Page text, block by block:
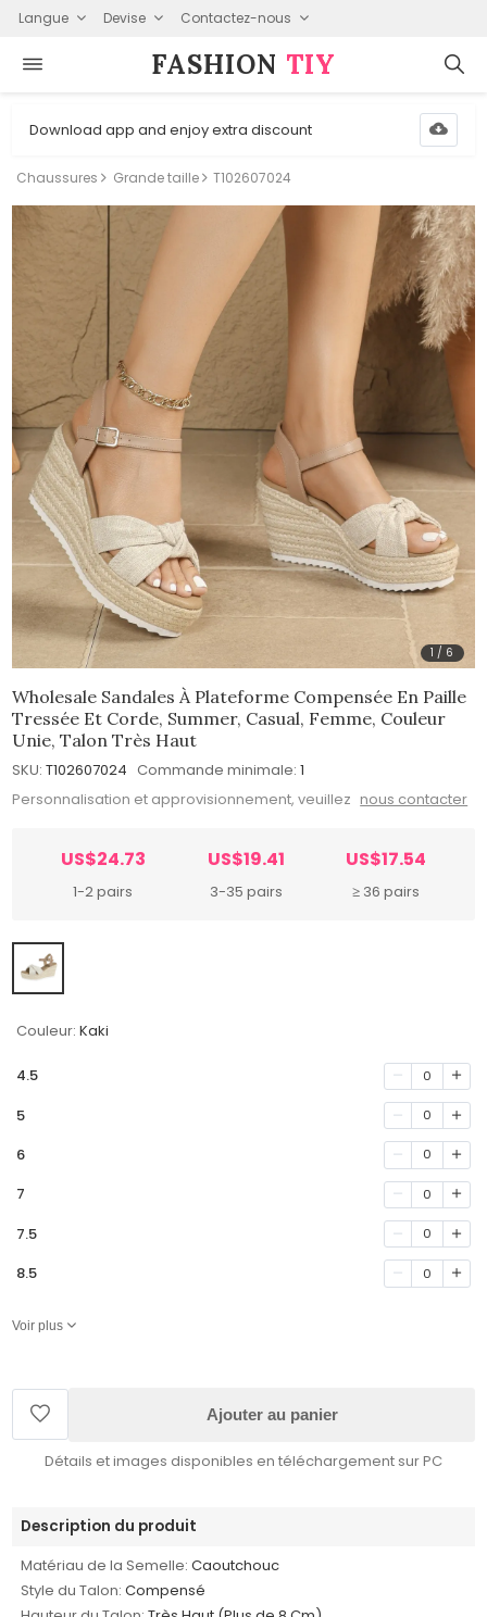
Langue Devise Contactez-nous
FASHION⁠ TIY
Download app and enjoy extra discount
Chaussures Grande taille T102607024
1 / 6
Wholesale Sandales À Plateforme Compensée En Paille
Tressée Et Corde, Summer, Casual, Femme, Couleur
Unie, Talon Très Haut
SKU: T102607024 Commande minimale: 1
Personnalisation et approvisionnement, veuillez nous contacter
US$24.73
1-2 pairs
US$19.41
3-35 pairs
US$17.54
≥ 36 pairs
Couleur: Kaki
4.5 0
5 0
6 0
7 0
7.5 0
8.5 0
Voir plus
Ajouter au panier
Détails et images disponibles en téléchargement sur PC
Description du produit
Matériau de la Semelle: Caoutchouc
Style du Talon: Compensé